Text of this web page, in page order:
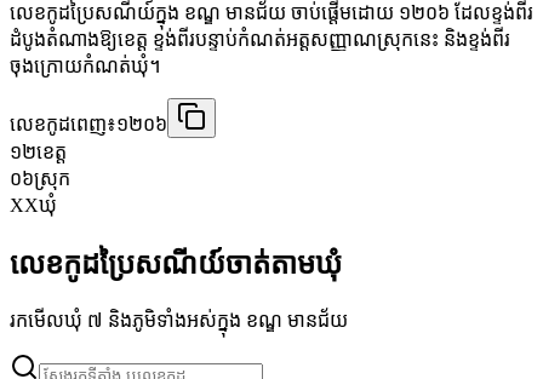
លេខកូដប្រៃសណីយ៍ក្នុង ខណ្ឌ មានជ័យ ចាប់ផ្តើមដោយ ១២០៦ ដែលខ្ទង់ពីរ
ដំបូងតំណាងឱ្យខេត្ត ខ្ទង់ពីរបន្ទាប់កំណត់អត្តសញ្ញាណស្រុកនេះ និងខ្ទង់ពីរ
ចុងក្រោយកំណត់ឃុំ។
លេខកូដពេញ៖១២០៦
១២ខេត្ត
០៦ស្រុក
XXឃុំ
លេខកូដប្រៃសណីយ៍ចាត់តាមឃុំ
រកមើលឃុំ ៧ និងភូមិទាំងអស់ក្នុង ខណ្ឌ មានជ័យ